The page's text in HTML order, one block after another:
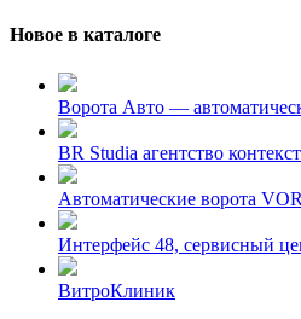
Новое в каталоге
Ворота Авто —
BR Studia агентство
Автоматические ворота
Интерфейс 48, сервисный
ВитроКлиник